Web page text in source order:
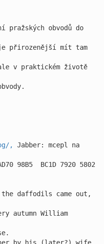
pražských obvodů do
přirozenější mít tam
v praktickém životě
,
Jabber: mcepl na
98B5  BC1D 7920 5802
daffodils came out,
autumn William